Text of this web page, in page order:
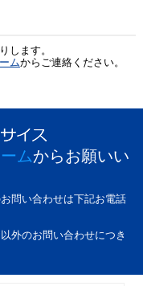
します。
ムからご連絡ください。
ムからお願いい
問い合わせは下記お電話
外のお問い合わせにつき